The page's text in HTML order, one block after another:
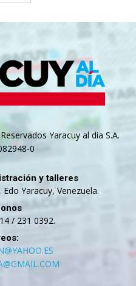
Yaracuy al día S.A.
0
y talleres
Yaracuy, Venezuela.
/ 231 0392.